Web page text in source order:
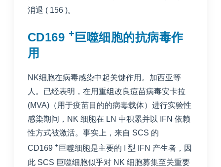
消退 ( 156 )。
CD169 + 巨噬细胞的抗病毒作
用
NK细胞在病毒感染中起关键作用。加西亚等
人。已经表明，在用重组改良痘苗病毒安卡拉
(MVA)（用于疫苗目的的病毒载体）进行实验性
感染期间，NK 细胞在 LN 中积累并以 IFN 依赖
性方式被激活。事实上，来自 SCS 的
CD169 + 巨噬细胞是主要的 I 型 IFN 产生者，因
此 SCS 巨噬细胞似乎对 NK 细胞募集至关重要